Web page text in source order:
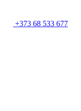
+373 68 533 677